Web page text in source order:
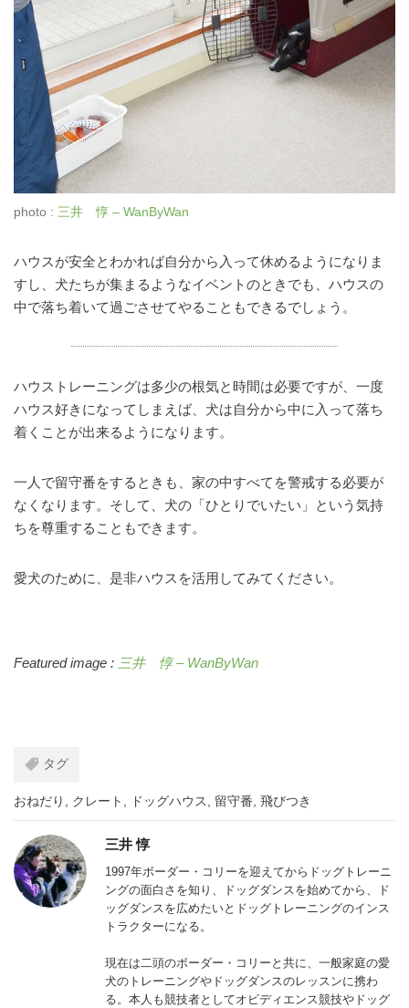
photo : 三井 惇 – WanByWan
ハウスが安全とわかれば自分から入って休めるようになりま
すし、犬たちが集まるようなイベントのときでも、ハウスの
中で落ち着いて過ごさせてやることもできるでしょう。
ハウストレーニングは多少の根気と時間は必要ですが、一度
ハウス好きになってしまえば、犬は自分から中に入って落ち
着くことが出来るようになります。
一人で留守番をするときも、家の中すべてを警戒する必要が
なくなります。そして、犬の「ひとりでいたい」という気持
ちを尊重することもできます。
愛犬のために、是非ハウスを活用してみてください。
Featured image : 三井 惇 – WanByWan
タグ
おねだり クレート ドッグハウス 留守番 飛びつき
三井 惇
1997年ボーダー・コリーを迎えてからドッグトレーニ
ングの面白さを知り、ドッグダンスを始めてから、ド
ッグダンスを広めたいとドッグトレーニングのインス
トラクターになる。
現在は二頭のボーダー・コリーと共に、一般家庭の愛
犬のトレーニングやドッグダンスのレッスンに携わ
る。本人も競技者としてオビディエンス競技やドッグ